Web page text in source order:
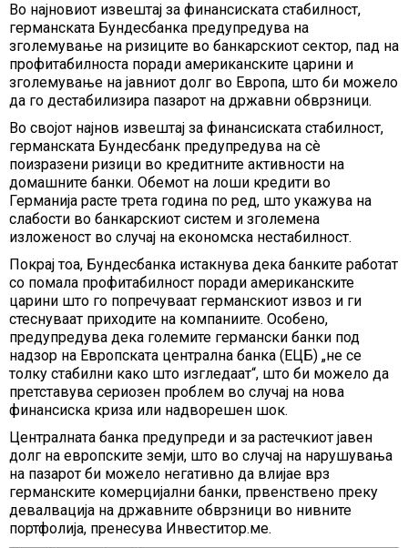
Во најновиот извештај за финансиската стабилност,
германската Бундесбанка предупредува на
зголемување на ризиците во банкарскиот сектор, пад на
профитабилноста поради американските царини и
зголемување на јавниот долг во Европа, што би можело
да го дестабилизира пазарот на државни обврзници.
Во својот најнов извештај за финансиската стабилност,
германската Бундесбанк предупредува на сè
поизразени ризици во кредитните активности на
домашните банки. Обемот на лоши кредити во
Германија расте трета година по ред, што укажува на
слабости во банкарскиот систем и зголемена
изложеност во случај на економска нестабилност.
Покрај тоа, Бундесбанка истакнува дека банките работат
со помала профитабилност поради американските
царини што го попречуваат германскиот извоз и ги
стеснуваат приходите на компаниите. Особено,
предупредува дека големите германски банки под
надзор на Европската централна банка (ЕЦБ) „не се
толку стабилни како што изгледаат“, што би можело да
претставува сериозен проблем во случај на нова
финансиска криза или надворешен шок.
Централната банка предупреди и за растечкиот јавен
долг на европските земји, што во случај на нарушувања
на пазарот би можело негативно да влијае врз
германските комерцијални банки, првенствено преку
девалвација на државните обврзници во нивните
портфолија, пренесува Инвеститор.ме.